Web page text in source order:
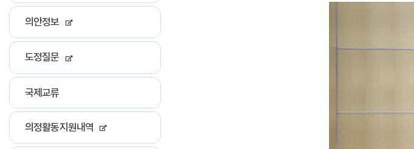
의안정보
도정질문
국제교류
의정활동지원내역